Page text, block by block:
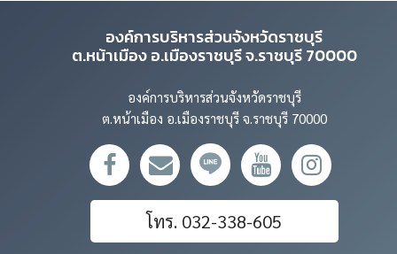
องค์การบริหารส่วนจังหวัดราชบุรี
ต.หน้าเมือง อ.เมืองราชบุรี จ.ราชบุรี 70000
องค์การบริหารส่วนจังหวัดราชบุรี
ต.หน้าเมือง อ.เมืองราชบุรี จ.ราชบุรี 70000
โทร. 032-338-605